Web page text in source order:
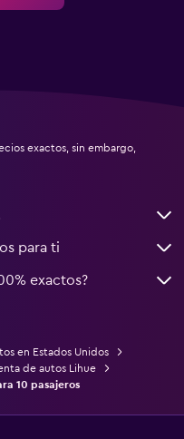
exactos, sin embargo,
para ti
exactos?
en Estados Unidos
de autos Lihue
10 pasajeros